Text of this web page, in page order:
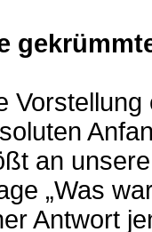
an
„Was
Antwort